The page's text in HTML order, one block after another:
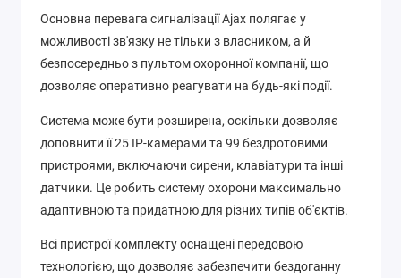
Основна перевага сигналізації Ajax полягає у
можливості зв'язку не тільки з власником, а й
безпосередньо з пультом охоронної компанії, що
дозволяє оперативно реагувати на будь-які події.
Система може бути розширена, оскільки дозволяє
доповнити її 25 IP-камерами та 99 бездротовими
пристроями, включаючи сирени, клавіатури та інші
датчики. Це робить систему охорони максимально
адаптивною та придатною для різних типів об'єктів.
Всі пристрої комплекту оснащені передовою
технологією, що дозволяє забезпечити бездоганну